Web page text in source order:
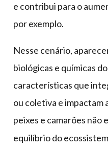
e contribui para o
por exemplo.
Nesse cenário,
biológicas e químicas
características que
ou coletiva e impactam
peixes e camarões não
equilíbrio do